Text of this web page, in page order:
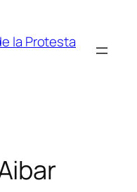
la Protesta